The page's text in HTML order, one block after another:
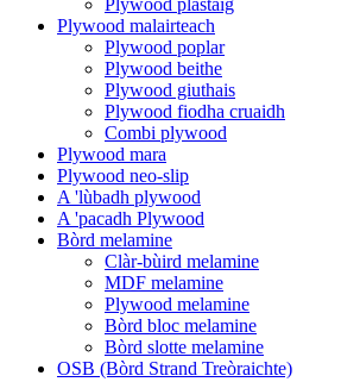
Plywood malairteach
Plywood poplar
Plywood beithe
Plywood giuthais
Plywood fiodha cruaidh
Combi plywood
Plywood mara
Plywood neo-slip
A 'lùbadh plywood
A 'pacadh Plywood
Bòrd melamine
Clàr-bùird melamine
MDF melamine
Plywood melamine
Bòrd bloc melamine
Bòrd slotte melamine
OSB (Bòrd Strand Treòraichte)